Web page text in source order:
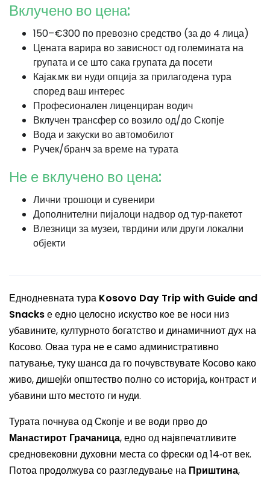
Вклучено во цена:
150–€300 по превозно средство (за до 4 лица)
Цената варира во зависност од големината на
групата и се што сака групата да посети
Кајак.мк ви нуди опција за прилагодена тура
според ваш интерес
Професионален лиценциран водич
Вклучен трансфер со возило од/до Скопје
Вода и закуски во автомобилот
Ручек/бранч за време на турата
Не е вклучено во цена:
Лични трошоци и сувенири
Дополнителни пијалоци надвор од тур‑пакетот
Влезници за музеи, тврдини или други локални
објекти
Еднодневната тура Kosovo Day Trip with Guide and
Snacksе едно целосно искуство кое ве носи низ
убавините, културното богатство и динамичниот дух на
Косово. Оваа тура не е само административно
патување, туку шансa да го почувствувате Косово како
живо, дишеjќи општество полно со историја, контраст и
убавини што местото ги нуди.
Турата почнува од Скопје и ве води прво до
Манастирот Грачаница, едно од највпечатливите
средновековни духовни места со фрески од 14‑от век.
Потоа продолжува со разгледување на Приштина,